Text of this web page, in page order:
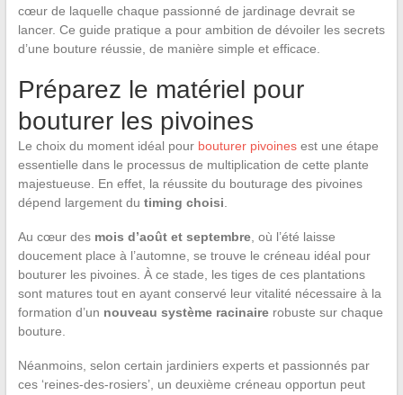
cœur de laquelle chaque passionné de jardinage devrait se
lancer. Ce guide pratique a pour ambition de dévoiler les secrets
d’une bouture réussie, de manière simple et efficace.
Préparez le matériel pour
bouturer les pivoines
Le choix du moment idéal pour bouturer pivoinesest une étape
essentielle dans le processus de multiplication de cette plante
majestueuse. En effet, la réussite du bouturage des pivoines
dépend largement du timing choisi
Au cœur des mois d’août et septembre, où l’été laisse
doucement place à l’automne, se trouve le créneau idéal pour
bouturer les pivoines. À ce stade, les tiges de ces plantations
sont matures tout en ayant conservé leur vitalité nécessaire à la
formation d’un nouveau système racinairerobuste sur chaque
bouture.
Néanmoins, selon certain jardiniers experts et passionnés par
ces ‘reines-des-rosiers’, un deuxième créneau opportun peut